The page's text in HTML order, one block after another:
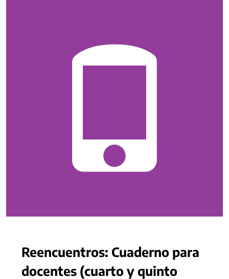
Reencuentros: Cuaderno para
docentes (cuarto y quinto